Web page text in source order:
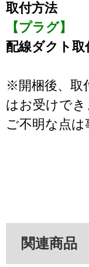
取付方法
【プラグ】
配線ダクト取
※開梱後、取
はお受けでき
ご不明な点
関連商品